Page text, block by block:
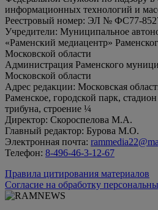
информационных технологий и
Реестровый номер: ЭЛ № ФС77-
Учредители: Муниципальное
«Раменский медиацентр»
Московской области
Администрация Раменского
Московской области
Адрес редакции: Московская
Раменское, городской парк,
трибуна, строение ¼
Директор: Скороспелова М.А.
Главный редактор: Бурова М.О.
Электронная почта:
Телефон: 8-496-46-3-12-67
Правила цитирования материалов
Согласие на обработку